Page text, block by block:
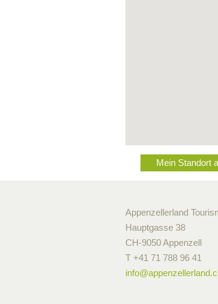
Mein Standort
Appenzellerland
Hauptgasse 38
CH-9050 Appenzell
T +41 71 788 96 41
info@